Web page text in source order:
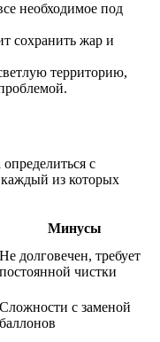
необходимое под
сохранить жар и
территорию,
с
из которых
Минусы
Не долговечен, требует
постоянной чистки
Сложности с заменой
баллонов